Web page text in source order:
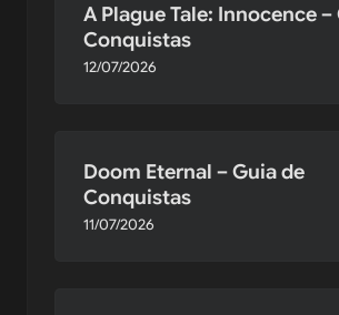
A Plague Tale: Innocence –
Conquistas
12/07/2026
Doom Eternal – Guia de
Conquistas
11/07/2026